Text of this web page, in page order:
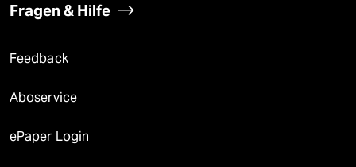
Fragen & Hilfe
Feedback
Aboservice
ePaper Login